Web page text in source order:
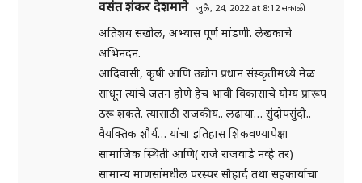
वसंत शंकर देशमाने जुलै, 24, 2022 at 8:12 सकाळी
अतिशय सखोल, अभ्यास पूर्ण मांडणी. लेखकाचे
अभिनंदन.
आदिवासी, कृषी आणि उद्योग प्रधान संस्कृतीमध्ये मेळ
साधून त्यांचे जतन होणे हेच भावी विकासाचे योग्य प्रारूप
ठरू शकते. त्यासाठी राजकीय.. लढाया… सुंदोपसुंदी..
वैयक्तिक शौर्य… यांचा इतिहास शिकवण्यापेक्षा
सामाजिक स्थिती आणि( राजे राजवाडे नव्हे तर)
सामान्य माणसांमधील परस्पर सौहार्द तथा सहकार्याचा